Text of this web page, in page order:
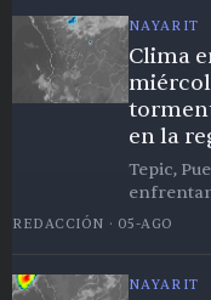
NAYARIT
Clima
en la
Tepic,
Culiacán
REDACCIÓN · 05-AGO
NAYARIT